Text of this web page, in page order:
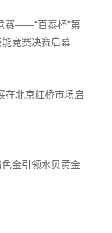
赛——“百泰杯”第
竞赛决赛启幕
在北京红桥市场启
金引领水贝黄金